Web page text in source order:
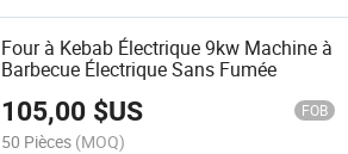
Four à Kebab Électrique 9kw Machine à
Barbecue Électrique Sans Fumée
105,00 $US FOB
50 Pièces (MOQ)